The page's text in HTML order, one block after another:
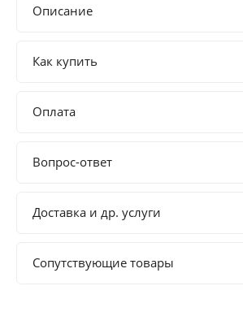
Описание
Как купить
Оплата
Вопрос-ответ
Доставка и др. услуги
Сопутствующие товары